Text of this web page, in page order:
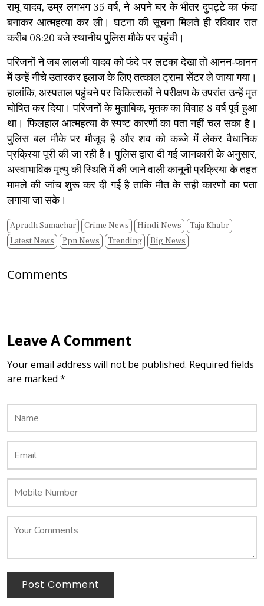
रामू यादव, उम्र लगभग 35 वर्ष, ने अपने घर के भीतर दुपट्टे का फंदा
बनाकर आत्महत्या कर ली। घटना की सूचना मिलते ही रविवार रात
करीब 08:20 बजे स्थानीय पुलिस मौके पर पहुंची।
​परिजनों ने जब लालजी यादव को फंदे पर लटका देखा तो आनन-फानन
में उन्हें नीचे उतारकर इलाज के लिए तत्काल ट्रामा सेंटर ले जाया गया।
हालांकि, अस्पताल पहुंचने पर चिकित्सकों ने परीक्षण के उपरांत उन्हें मृत
घोषित कर दिया। परिजनों के मुताबिक, मृतक का विवाह 8 वर्ष पूर्व हुआ
था। फिलहाल आत्महत्या के स्पष्ट कारणों का पता नहीं चल सका है।
पुलिस बल मौके पर मौजूद है और शव को कब्जे में लेकर वैधानिक
प्रक्रिया पूरी की जा रही है। पुलिस द्वारा दी गई जानकारी के अनुसार,
अस्वाभाविक मृत्यु की स्थिति में की जाने वाली कानूनी प्रक्रिया के तहत
मामले की जांच शुरू कर दी गई है ताकि मौत के सही कारणों का पता
लगाया जा सके।
Apradh Samachar Crime News Hindi News
Taja Khabr
Latest News
Ppn News Trending Big News
Comments
Leave A Comment
Your email address will not be published. Required fields
are marked *
Post Comment